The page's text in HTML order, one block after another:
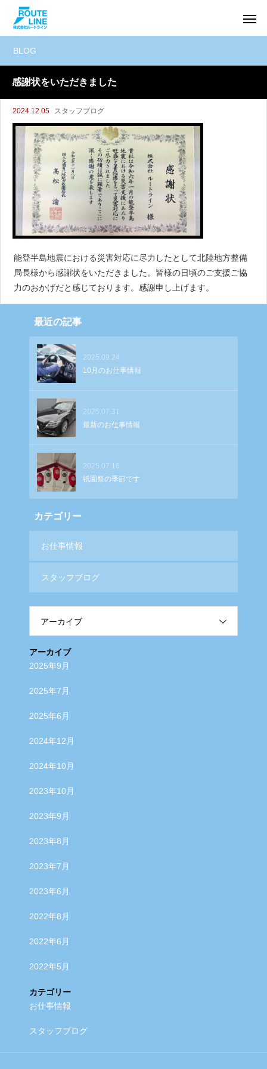
BLOG
感謝状をいただきました
2024.12.05 スタッフブログ
能登半島地震における災害対応に尽力したとして北陸地方整備
局長様から感謝状をいただきました。皆様の日頃のご支援ご協
力のおかげだと感じております。感謝申し上げます。
最近の記事
2025.09.24
10月のお仕事情報
2025.07.31
最新のお仕事情報
2025.07.16
祇園祭の季節です
カテゴリー
お仕事情報
スタッフブログ
アーカイブ
アーカイブ
2025年9月
2025年7月
2025年6月
2024年12月
2024年10月
2023年10月
2023年9月
2023年8月
2023年7月
2023年6月
2022年8月
2022年6月
2022年5月
カテゴリー
お仕事情報
スタッフブログ